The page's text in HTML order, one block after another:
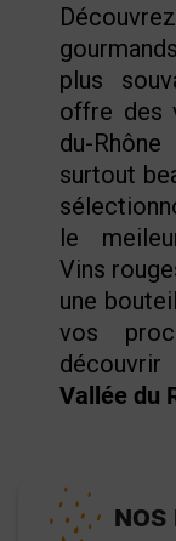
plus
offre des
du-
surtout
le
Vins
une
vos
découvrir
Vallée du
NOS